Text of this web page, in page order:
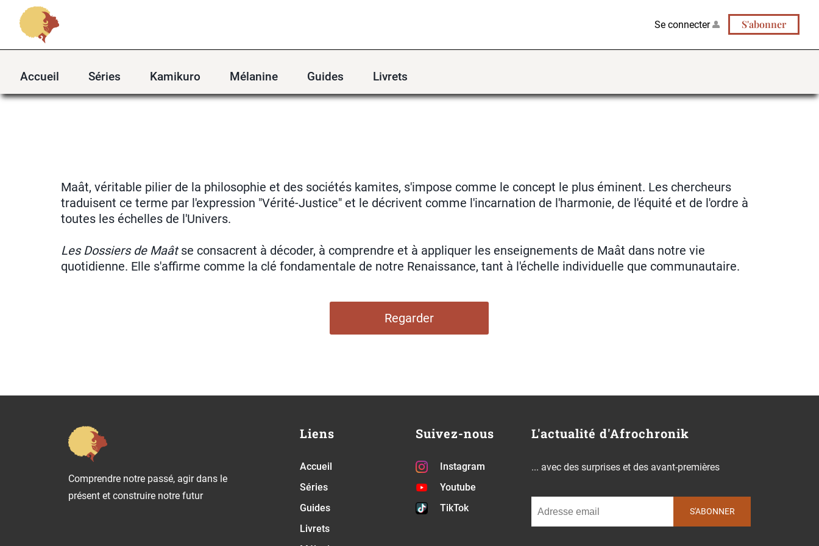
Se connecter S'abonner
Accueil Séries Kamikuro Mélanine Guides Livrets
Maât, véritable pilier de la philosophie et des sociétés kamites, s'impose comme le concept le plus éminent. Les chercheurs
traduisent ce terme par l'expression "Vérité-Justice" et le décrivent comme l'incarnation de l'harmonie, de l'équité et de l'ordre à
toutes les échelles de l'Univers.
Les Dossiers de Maâtse consacrent à décoder, à comprendre et à appliquer les enseignements de Maât dans notre vie
quotidienne. Elle s'affirme comme la clé fondamentale de notre Renaissance, tant à l'échelle individuelle que communautaire.
Regarder
Comprendre notre passé, agir dans le
présent et construire notre futur
Liens
Accueil
Séries
Guides
Livrets
Suivez-nous
Instagram
Youtube
TikTok
L'actualité d'Afrochronik
... avec des surprises et des avant-premières
S'ABONNER